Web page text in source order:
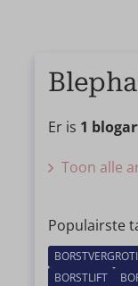
Er is 1
Toon alle
Populairste
BORSTLIFT